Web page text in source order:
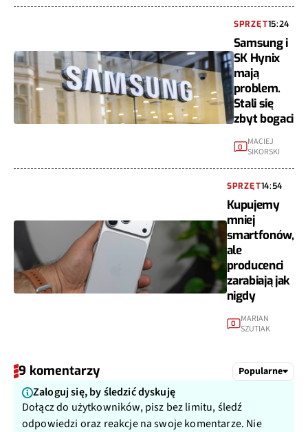
SPRZĘT15:24
Samsung i
SK Hynix
mają
problem.
Stali się
zbyt bogaci
0 MACIEJ
SIKORSKI
SPRZĘT14:54
Kupujemy
mniej
smartfonów,
ale
producenci
zarabiają jak
nigdy
0 MARIAN
SZUTIAK
9 komentarzy Popularne
Zaloguj się, by śledzić dyskuję
Dołącz do użytkowników, pisz bez limitu, śledź
odpowiedzi oraz reakcje na swoje komentarze. Nie